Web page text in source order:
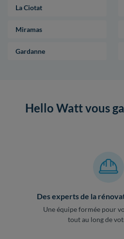
La Ciotat
Miramas
Gardanne
Hello Watt vous
Des experts de la
Une équipe formée pour
tout au long de